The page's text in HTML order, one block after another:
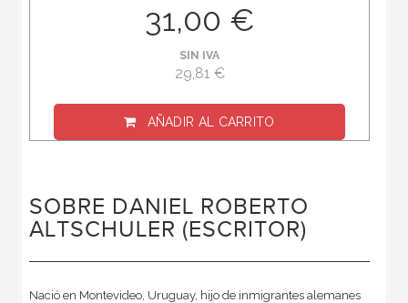
31,00 €
SIN IVA
29,81 €
AÑADIR AL CARRITO
SOBRE DANIEL ROBERTO
ALTSCHULER (ESCRITOR)
Nació en Montevideo, Uruguay, hijo de inmigrantes alemanes